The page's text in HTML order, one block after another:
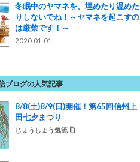
冬眠中のヤマネを、埋めたり温めた
りしないでね！～ヤマネを起こすの
は厳禁です！～
2020.01.01
ブログの人気記事
8/8(土)8/9(日)開催！第65回信州上
田七夕まつり
じょうしょう気流